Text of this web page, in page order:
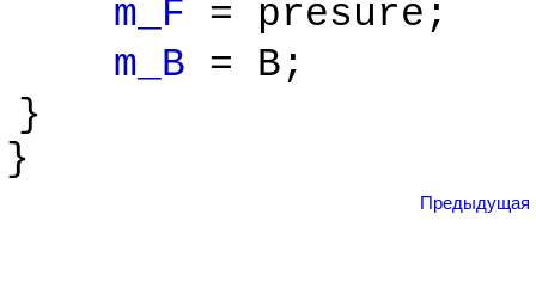
m_F = presure;
m_B = B;
}
}
Предыдущая